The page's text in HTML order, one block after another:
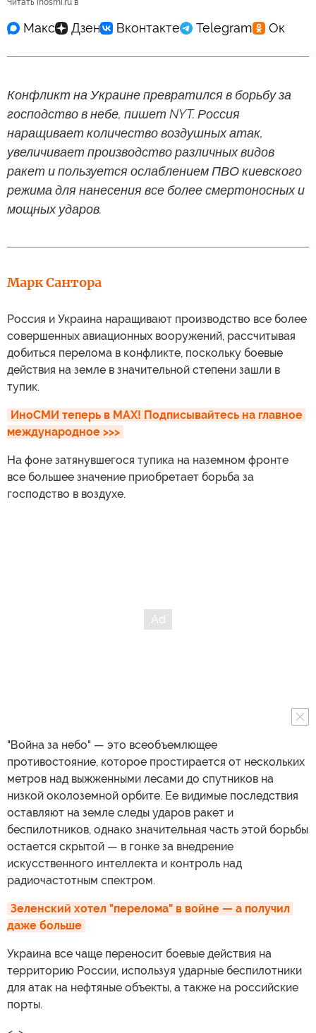
Конфликт на Украине превратился в борьбу за
господство в небе, пишет NYT. Россия
наращивает количество воздушных атак,
увеличивает производство различных видов
ракет и пользуется ослаблением ПВО киевского
режима для нанесения все более смертоносных и
мощных ударов.
Марк Сантора
Россия и Украина наращивают производство все более
совершенных авиационных вооружений, рассчитывая
добиться перелома в конфликте, поскольку боевые
действия на земле в значительной степени зашли в
тупик.
ИноСМИ теперь в MAX! Подписывайтесь на главное
международное >>>
На фоне затянувшегося тупика на наземном фронте
все большее значение приобретает борьба за
господство в воздухе.
"Война за небо" — это всеобъемлющее
противостояние, которое простирается от нескольких
метров над выжженными лесами до спутников на
низкой околоземной орбите. Ее видимые последствия
оставляют на земле следы ударов ракет и
беспилотников, однако значительная часть этой борьбы
остается скрытой — в гонке за внедрение
искусственного интеллекта и контроль над
радиочастотным спектром.
Зеленский хотел "перелома" в войне — а получил
даже больше
Украина все чаще переносит боевые действия на
территорию России, используя ударные беспилотники
для атак на нефтяные объекты, а также на российские
порты.